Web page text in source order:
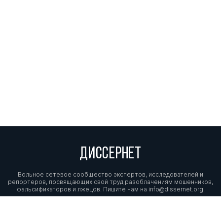
ДИССЕРНЕТ
Вольное сетевое сообщество экспертов, исследователей и
репортеров, посвящающих свой труд разоблачениям мошенников,
фальсификаторов и лжецов. Пишите нам на info@dissernet.org.